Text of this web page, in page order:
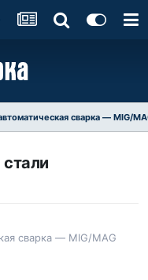
сварка — MIG/
сварка — MIG/MAG